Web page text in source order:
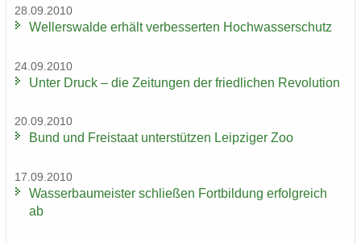
28.09.2010
Wel­ler­s­wal­de er­hält ver­bes­ser­ten Hoch­was­ser­schutz
24.09.2010
Unter Druck – die Zei­tun­gen der fried­li­chen Re­vo­lu­ti­on
20.09.2010
Bund und Frei­staat un­ter­stüt­zen Leip­zi­ger Zoo
17.09.2010
Was­ser­bau­meis­ter schlie­ßen Fort­bil­dung er­folg­reich
ab